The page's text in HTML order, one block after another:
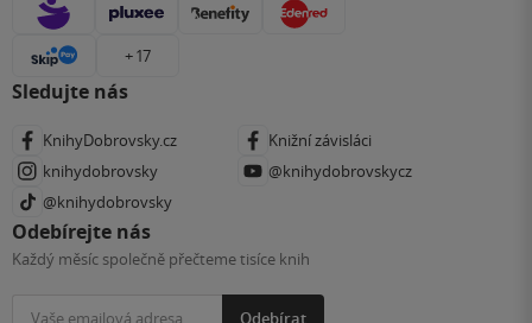
+ 17
Sledujte nás
KnihyDobrovsky.cz
Knižní závisláci
knihydobrovsky
@knihydobrovskycz
@knihydobrovsky
Odebírejte nás
Každý měsíc společně přečteme tisíce knih
Odebírat